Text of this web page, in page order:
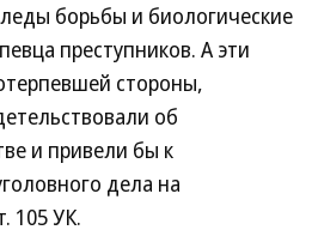
борьбы и биологические
преступников. А эти
стороны,
об
и привели бы к
дела на
105 УК.